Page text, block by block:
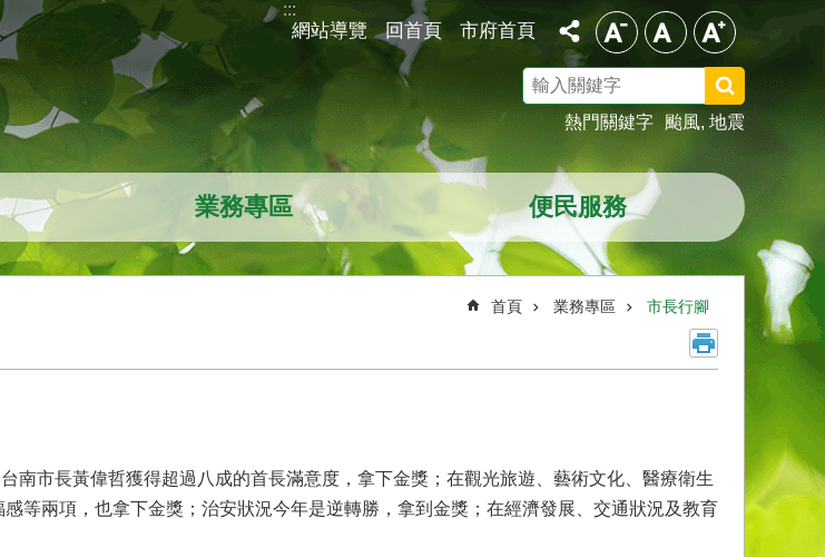
:::
網站導覽 回首頁 市府首頁
尋
熱門關鍵字
颱風 地震
業務專區 便民服務
首頁 業務專區 市長行腳
南市長黃偉哲獲得超過八成的首長滿意度，拿下金獎；在觀光旅遊、藝術文化、醫療衛生
等兩項，也拿下金獎；治安狀況今年是逆轉勝，拿到金獎；在經濟發展、交通狀況及教育